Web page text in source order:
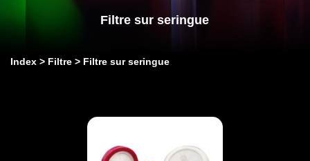
Filtre sur seringue
Index Filtre Filtre sur seringue